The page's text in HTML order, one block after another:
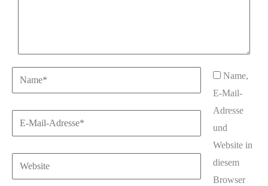
Name*
E-
Mail-
Adresse*
Website
Name,
E-Mail-
Adresse
und
Website in
diesem
Browser